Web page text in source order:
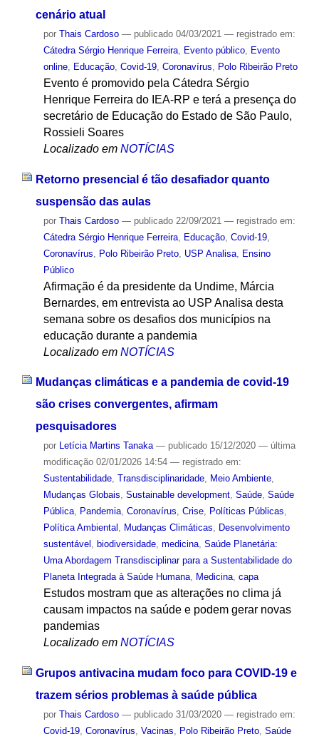
cenário atual
por Thais Cardoso — publicado04/03/2021 — registrado em:
Cátedra Sérgio Henrique Ferreira, Evento público, Evento
online, Educação, Covid-19, Coronavírus, Polo Ribeirão Preto
Evento é promovido pela Cátedra Sérgio
Henrique Ferreira do IEA-RP e terá a presença do
secretário de Educação do Estado de São Paulo,
Rossieli Soares
Localizado em NOTÍCIAS
Retorno presencial é tão desafiador quanto
suspensão das aulas
por Thais Cardoso — publicado22/09/2021 — registrado em:
Cátedra Sérgio Henrique Ferreira, Educação, Covid-19,
Coronavírus
Polo Ribeirão Preto, USP Analisa, Ensino
Público
Afirmação é da presidente da Undime, Márcia
Bernardes, em entrevista ao USP Analisa desta
semana sobre os desafios dos municípios na
educação durante a pandemia
Localizado em NOTÍCIAS
Mudanças climáticas e a pandemia de covid-19
são crises convergentes, afirmam
pesquisadores
por Letícia Martins Tanaka — publicado15/12/2020 — última
modificação02/01/2026 14:54 — registrado em:
Sustentabilidade, Transdisciplinaridade, Meio Ambiente,
Mudanças Globais, Sustainable development, Saúde, Saúde
Pública, Pandemia, Coronavírus, Crise, Políticas Públicas,
Política Ambiental , Mudanças Climáticas, Desenvolvimento
sustentável , biodiversidade, medicina, Saúde Planetária:
Uma Abordagem Transdisciplinar para a Sustentabilidade do
Planeta Integrada à Saúde Humana, Medicina, capa
Estudos mostram que as alterações no clima já
causam impactos na saúde e podem gerar novas
pandemias
Localizado em NOTÍCIAS
Grupos antivacina mudam foco para COVID-19 e
trazem sérios problemas à saúde pública
por Thais Cardoso — publicado31/03/2020 — registrado em:
Covid-19, Coronavírus, Vacinas, Polo Ribeirão Preto, Saúde